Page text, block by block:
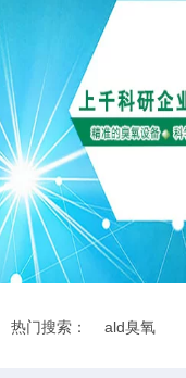
热门搜索： ald臭氧